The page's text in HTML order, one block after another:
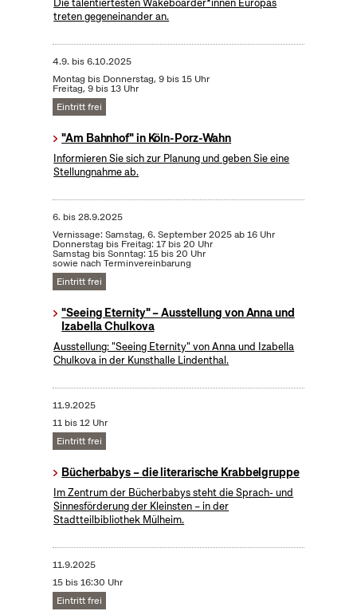
Die talentiertesten Wakeboarder*innen Europas
treten gegeneinander an.
4.9. bis6.10.2025
Montag bis Donnerstag, 9 bis 15 Uhr
Freitag, 9 bis 13 Uhr
Eintritt frei
"Am Bahnhof" in Köln-Porz-Wahn
Informieren Sie sich zur Planung und geben Sie eine
Stellungnahme ab.
6. bis28.9.2025
Vernissage: Samstag, 6. September 2025 ab 16 Uhr
Donnerstag bis Freitag: 17 bis 20 Uhr
Samstag bis Sonntag: 15 bis 20 Uhr
sowie nach Terminvereinbarung
Eintritt frei
"Seeing Eternity" – Ausstellung von Anna und
Izabella Chulkova
Ausstellung: "Seeing Eternity" von Anna und Izabella
Chulkova in der Kunsthalle Lindenthal.
11.9.2025
11 bis 12 Uhr
Eintritt frei
Bücherbabys – die literarische Krabbelgruppe
Im Zentrum der Bücherbabys steht die Sprach- und
Sinnesförderung der Kleinsten – in der
Stadtteilbibliothek Mülheim.
11.9.2025
15 bis 16:30 Uhr
Eintritt frei